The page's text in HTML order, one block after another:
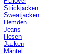
Strickjacken
Sweatjacken
Hemden
Jeans
Hosen
Jacken
Mäntel